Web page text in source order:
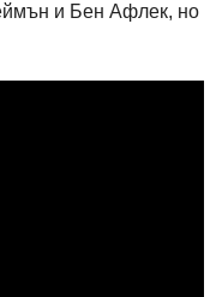
и Бен Афлек, но